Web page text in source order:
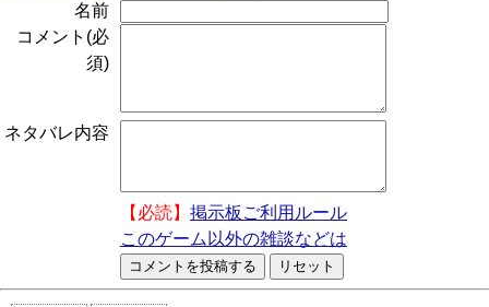
名前
コメント(必
須)
ネタバレ内容
【必読】 掲示板ご利用ルール
このゲーム以外の雑談などは